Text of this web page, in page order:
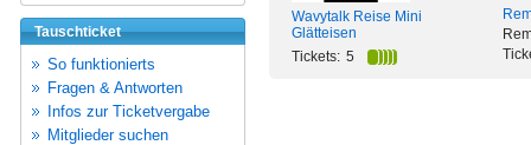
Tauschticket
So funktionierts
Fragen & Antworten
Infos zur Ticketvergabe
Mitglieder suchen
Wavytalk Reise Mini
Glätteisen
Tickets: 5